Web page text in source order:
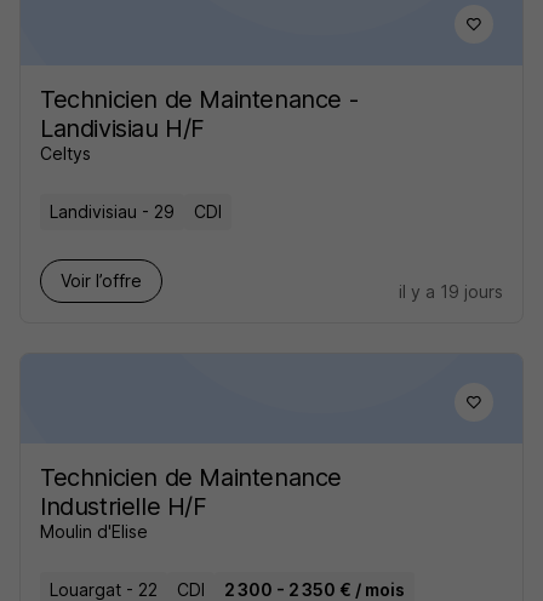
Technicien de Maintenance -
Landivisiau H/F
Celtys
Landivisiau - 29 CDI
Voir l’offre
il y a 19 jours
Technicien de Maintenance
Industrielle H/F
Moulin d'Elise
Louargat - 22 CDI 2 300 - 2 350 € / mois